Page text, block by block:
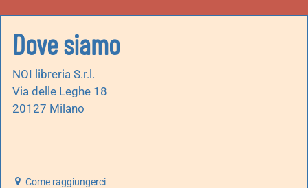
Dove siamo
NOI libreria S.r.l.
Via delle Leghe 18
20127 Milano
Come raggiungerci